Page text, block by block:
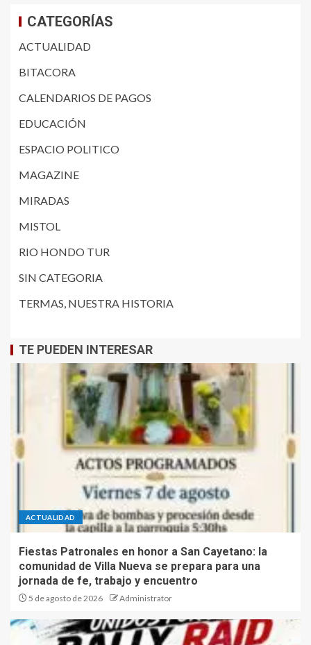
CATEGORÍAS
ACTUALIDAD
BITACORA
CALENDARIOS DE PAGOS
EDUCACIÓN
ESPACIO POLITICO
MAGAZINE
MIRADAS
MISTOL
RIO HONDO TUR
SIN CATEGORIA
TERMAS, NUESTRA HISTORIA
TE PUEDEN INTERESAR
ACTUALIDAD
Fiestas Patronales en honor a San Cayetano: la
comunidad de Villa Nueva se prepara para una
jornada de fe, trabajo y encuentro
5 de agosto de 2026 Administrator